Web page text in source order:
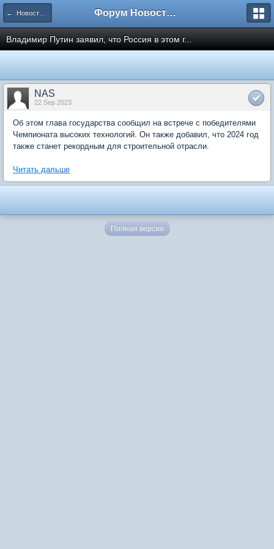
← Новости рынка недвижимости Форум Новостройки
Владимир Путин заявил, что Россия в этом г...
NAS
22 Sep 2023
Об этом глава государства сообщил на встрече с победителями
Чемпионата высоких технологий. Он также добавил, что 2024 год
также станет рекордным для строительной отрасли.
Читать дальше
Полная версия